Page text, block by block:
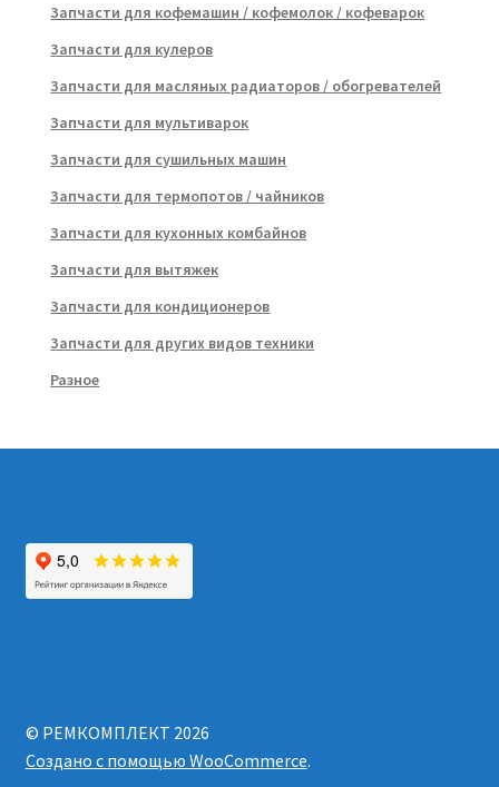
Запчасти для кофемашин / кофемолок / кофеварок
Запчасти для кулеров
Запчасти для масляных радиаторов / обогревателей
Запчасти для мультиварок
Запчасти для сушильных машин
Запчасти для термопотов / чайников
Запчасти для кухонных комбайнов
Запчасти для вытяжек
Запчасти для кондиционеров
Запчасти для других видов техники
Разное
© РЕМКОМПЛЕКТ 2026
Создано с помощью WooCommerce.